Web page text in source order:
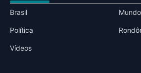
Brasil Mundo
Política
Vídeos